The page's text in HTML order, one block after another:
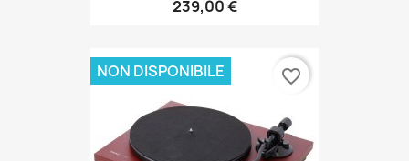
239,00 €
NON DISPONIBILE favorite_border